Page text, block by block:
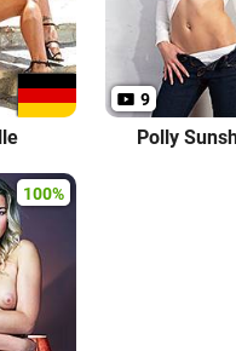
9
Polly
100%